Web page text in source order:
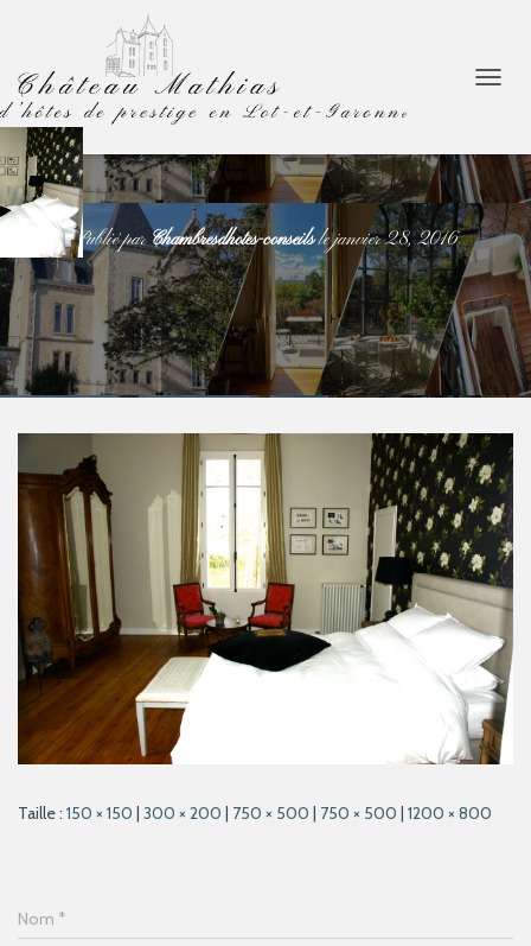
I
E
R
L
A
N
A
G
T
O
N
Publié parChambresdhotes-conseilslejanvier 28, 2016
Taille : 150 × 150 | 300 × 200 | 750 × 500 | 750 × 500 | 1200 × 800
Nom *